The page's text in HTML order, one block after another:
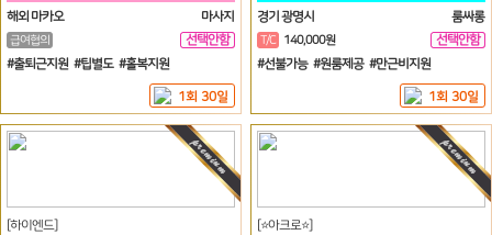
해외 마카오
마사지
급여협의
선택안함
#출퇴근지원 #팁별도 #홀복지원
1회 30일
경기 광명시
룸싸롱
T/C 140,000원
선택안함
#선불가능 #원룸제공 #만근비지원
1회 30일
[하이엔드]
[⭐아크로⭐]